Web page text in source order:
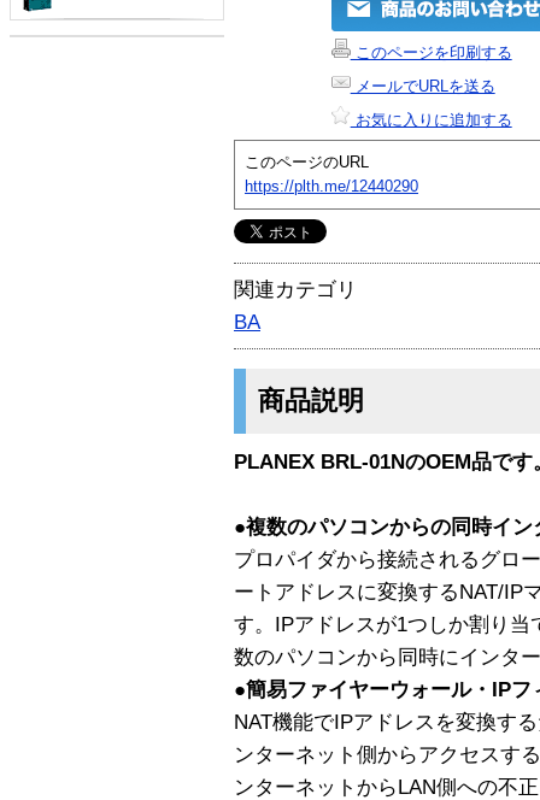
このページを印刷する
メールでURLを送る
お気に入りに追加する
このページのURL
https://plth.me/12440290
関連カテゴリ
BA
商品説明
PLANEX BRL-01NのOEM品です
●複数のパソコンからの同時イン
プロパイダから接続されるグロ
ートアドレスに変換するNAT/IP
す。IPアドレスが1つしか割り
数のパソコンから同時にインタ
●簡易ファイヤーウォール・IPフ
NAT機能でIPアドレスを変換す
ンターネット側からアクセスす
ンターネットからLAN側への不